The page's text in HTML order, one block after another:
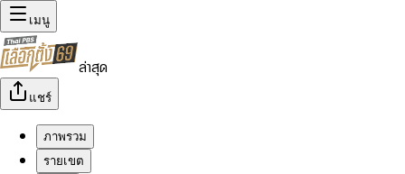
เมนู
ล่าสุด
แชร์
ภาพรวม
รายเขต